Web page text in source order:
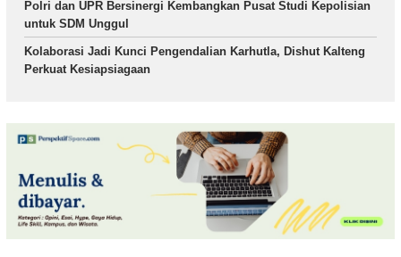
Polri dan UPR Bersinergi Kembangkan Pusat Studi Kepolisian
untuk SDM Unggul
Kolaborasi Jadi Kunci Pengendalian Karhutla, Dishut Kalteng
Perkuat Kesiapsiagaan